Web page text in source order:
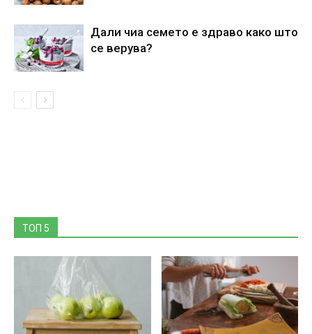
Дали чиа семето е здраво како што
се верува?
ТОП 5